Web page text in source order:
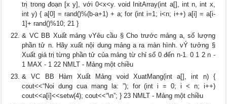
trị trong đoạn [x y], với 0<x<y. void InitArray(int a[], int n, int x,
int y) { a[0] = rand()%(b-a+1) + a; for (int i=1; i<n; i++) a[i] = a[i-
1]+ rand()%10; 21 }
& VC BB Xuất mảng vYêu cầu § Cho trước mảng a, số lượng
phần tử n. Hãy xuất nội dung mảng a ra màn hình. vÝ tưởng §
Xuất giá trị từng phần tử của mảng từ chỉ số 0 đến n-1. 0 1 2 n -
1 MAX - 1 22 NMLT - Mảng một chiều
& VC BB Hàm Xuất Mảng void XuatMang(int a[], int n) {
cout<<“Noi dung cua mang la: ”); for (int i = 0; i < n; i++)
cout<<a[i]<<setw(4); cout<<“\n”; } 23 NMLT - Mảng một chiều